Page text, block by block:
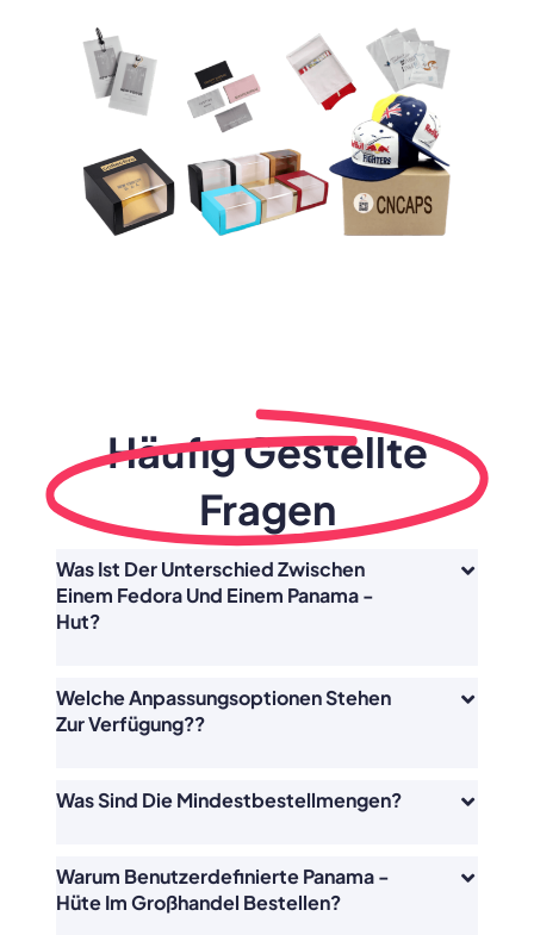
Häufig Gestellte
Fragen
Was Ist Der Unterschied Zwischen
Einem Fedora Und Einem Panama -
Hut?
Welche Anpassungsoptionen Stehen
Zur Verfügung??
Was Sind Die Mindestbestellmengen?
Warum Benutzerdefinierte Panama -
Hüte Im Großhandel Bestellen?